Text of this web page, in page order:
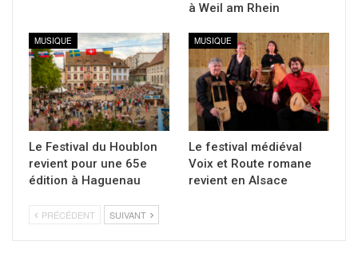
à Weil am Rhein
MUSIQUE
Le Festival du Houblon
revient pour une 65e
édition à Haguenau
MUSIQUE
Le festival médiéval
Voix et Route romane
revient en Alsace
PRÉCÉDENT SUIVANT